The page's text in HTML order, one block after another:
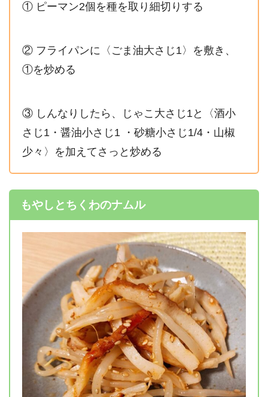
① ピーマン2個を種を取り細切りする
② フライパンに〈ごま油大さじ1〉を敷き、
①を炒める
③ しんなりしたら、じゃこ大さじ1と〈酒小
さじ1・醤油小さじ1 ・砂糖小さじ1/4・山椒
少々〉を加えてさっと炒める
もやしとちくわのナムル